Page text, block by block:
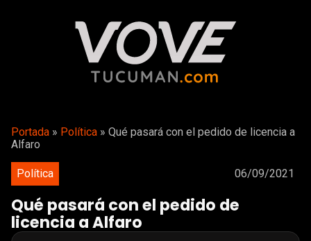
Portada » Política » Qué pasará con el pedido de licencia a
Alfaro
Política 06/09/2021
Qué pasará con el pedido de
licencia a Alfaro